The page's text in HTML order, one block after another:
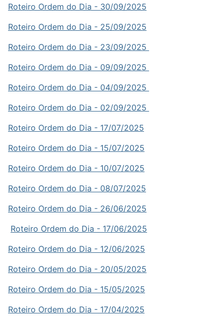
Roteiro Ordem do Dia - 30/09/2025
Roteiro Ordem do Dia - 25/09/2025
Roteiro Ordem do Dia - 23/09/2025
Roteiro Ordem do Dia - 09/09/2025
Roteiro Ordem do Dia - 04/09/2025
Roteiro Ordem do Dia - 02/09/2025
Roteiro Ordem do Dia - 17/07/2025
Roteiro Ordem do Dia - 15/07/2025
Roteiro Ordem do Dia - 10/07/2025
Roteiro Ordem do Dia - 08/07/2025
Roteiro Ordem do Dia - 26/06/2025
Roteiro Ordem do Dia - 17/06/2025
Roteiro Ordem do Dia - 12/06/2025
Roteiro Ordem do Dia - 20/05/2025
Roteiro Ordem do Dia - 15/05/2025
Roteiro Ordem do Dia - 17/04/2025